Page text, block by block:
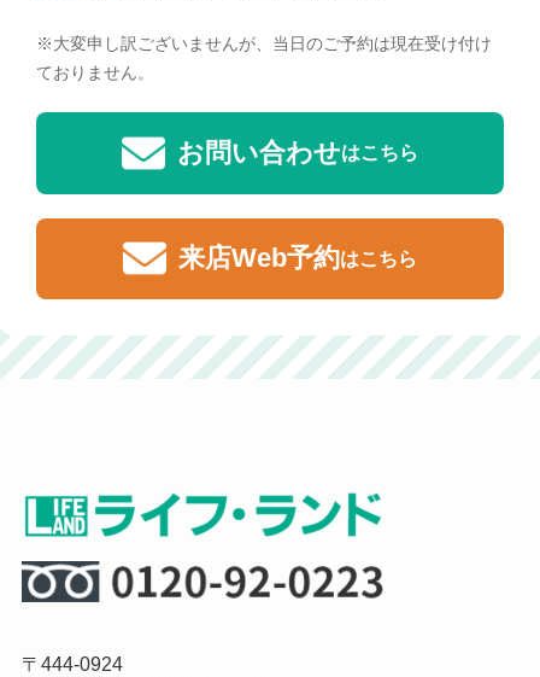
※大変申し訳ございませんが、当日のご予約は現在受け付け
ておりません。
お問い合わせはこちら
来店Web予約はこちら
〒444-0924